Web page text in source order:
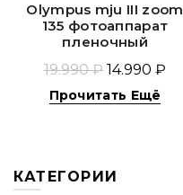
Olympus mju III zoom
135 фотоаппарат
пленочный
19.990 ₽ 14.990 ₽
Прочитать Ещё
КАТЕГОРИИ